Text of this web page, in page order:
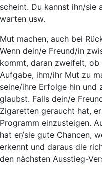
scheint. Du kannst ihn/sie
warten usw.
Mut machen, auch bei
Wenn dein/e Freund/in
kommt, daran zweifelt,
Aufgabe, ihm/ihr Mut zu
seine/ihre Erfolge hin und
glaubst. Falls dein/e
Zigaretten geraucht hat,
Programm einzusteigen.
hat er/sie gute Chancen,
erkennt und daraus die
den nächsten Ausstieg-